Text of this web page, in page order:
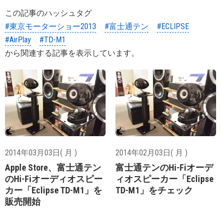
この記事のハッシュタグ
#東京モーターショー2013
#富士通テン
#ECLIPSE
#AirPlay
#TD-M1
から関連する記事を表示しています。
2014年03月03日( 月 )
Apple Store、富士通テン
のHi-Fiオーディオスピー
カー「Eclipse TD-M1」を
販売開始
2014年02月03日( 月 )
富士通テンのHi-Fiオーデ
ィオスピーカー「Eclipse
TD-M1」をチェック